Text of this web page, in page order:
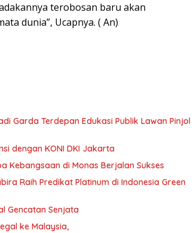
terobosan baru akan
dunia”, Ucapnya. ( An)
Garda Terdepan Edukasi Publik Lawan Pinjol
dengan KONI DKI Jakarta
Kebangsaan di Monas Berjalan Sukses
Raih Predikat Platinum di Indonesia Green
Gencatan Senjata
ke Malaysia,